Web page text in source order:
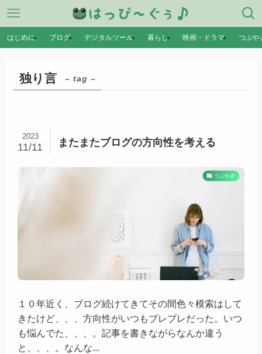
はじめに ブログ デジタルツール 暮らし 映画・ドラマ つぶや
独り言 – tag –
またまたブログの方向性を考える
2023
11/11
つぶやき
１０年近く、ブログ続けてきてその間色々模索はして
きたけど、、、方向性がいつもブレブレだった。いつ
も悩んでた、、、。記事を書きながらなんか違う
と、、、。なんな...